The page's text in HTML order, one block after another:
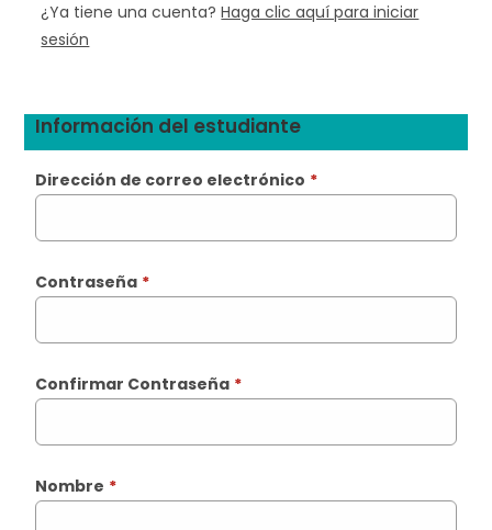
¿Ya tiene una cuenta?Haga clic aquí para iniciar
sesión
Información del estudiante
Dirección de correo electrónico *
Contraseña *
Confirmar Contraseña *
Nombre *